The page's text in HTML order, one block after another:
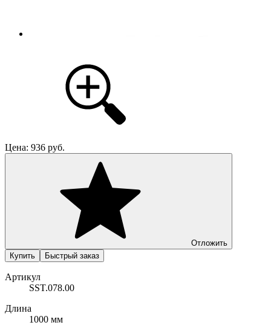
Цена: 936 руб.
Отложить
Купить
Быстрый заказ
Артикул
SST.078.00
Длина
1000 мм